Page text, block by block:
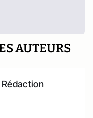
AUTEURS